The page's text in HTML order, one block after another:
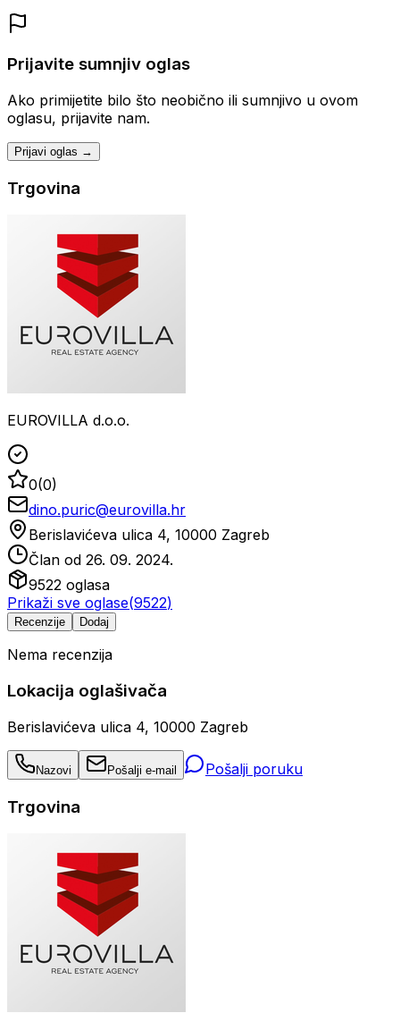
Prijavite sumnjiv oglas
Ako primijetite bilo što neobično ili sumnjivo u ovom
oglasu, prijavite nam.
Prijavi oglas →
Trgovina
EUROVILLA d.o.o.
0(0)
dino.puric@eurovilla.hr
Berislavićeva ulica 4, 10000 Zagreb
Član od 26. 09. 2024.
9522 oglasa
Prikaži sve oglase(9522)
Recenzije Dodaj
Nema recenzija
Lokacija oglašivača
Berislavićeva ulica 4, 10000 Zagreb
Nazovi Pošalji e-mail Pošalji poruku
Trgovina